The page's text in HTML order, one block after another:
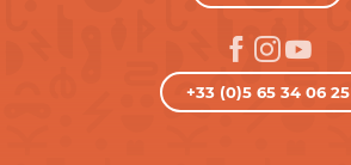
+33 (0)5 65 34 06 25